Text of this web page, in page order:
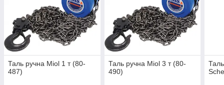
Таль ручна Miol 1 т (80-
487)
Таль ручна Miol 3 т (80-
490)